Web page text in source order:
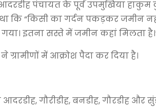
पंचायत के पूर्व उपमुखिया हाकुम
कि “किसी का गर्दन पकड़कर जमीन
इतना सस्ते में जमीन कहां मिलता
ग्रामीणों में आक्रोश पैदा कर दिया है।
गौरीडीह, बनडीह, गौरडीह